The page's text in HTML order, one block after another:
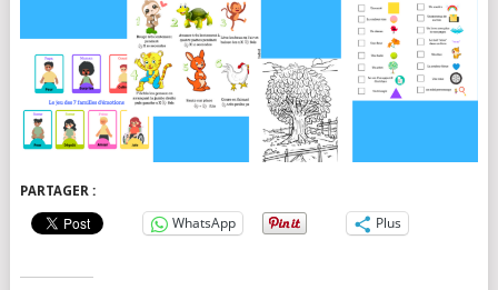
PARTAGER :
WhatsApp Plus